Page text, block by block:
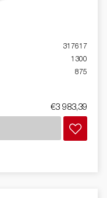
317617
1300
875
€3 983,39